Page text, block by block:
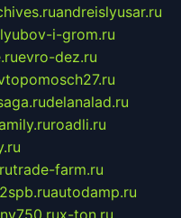
andreislyusar.ru
i-grom.ru
evro-dez.ru
delanalad.ru
roadli.ru
trade-farm.ru
autodamp.ru